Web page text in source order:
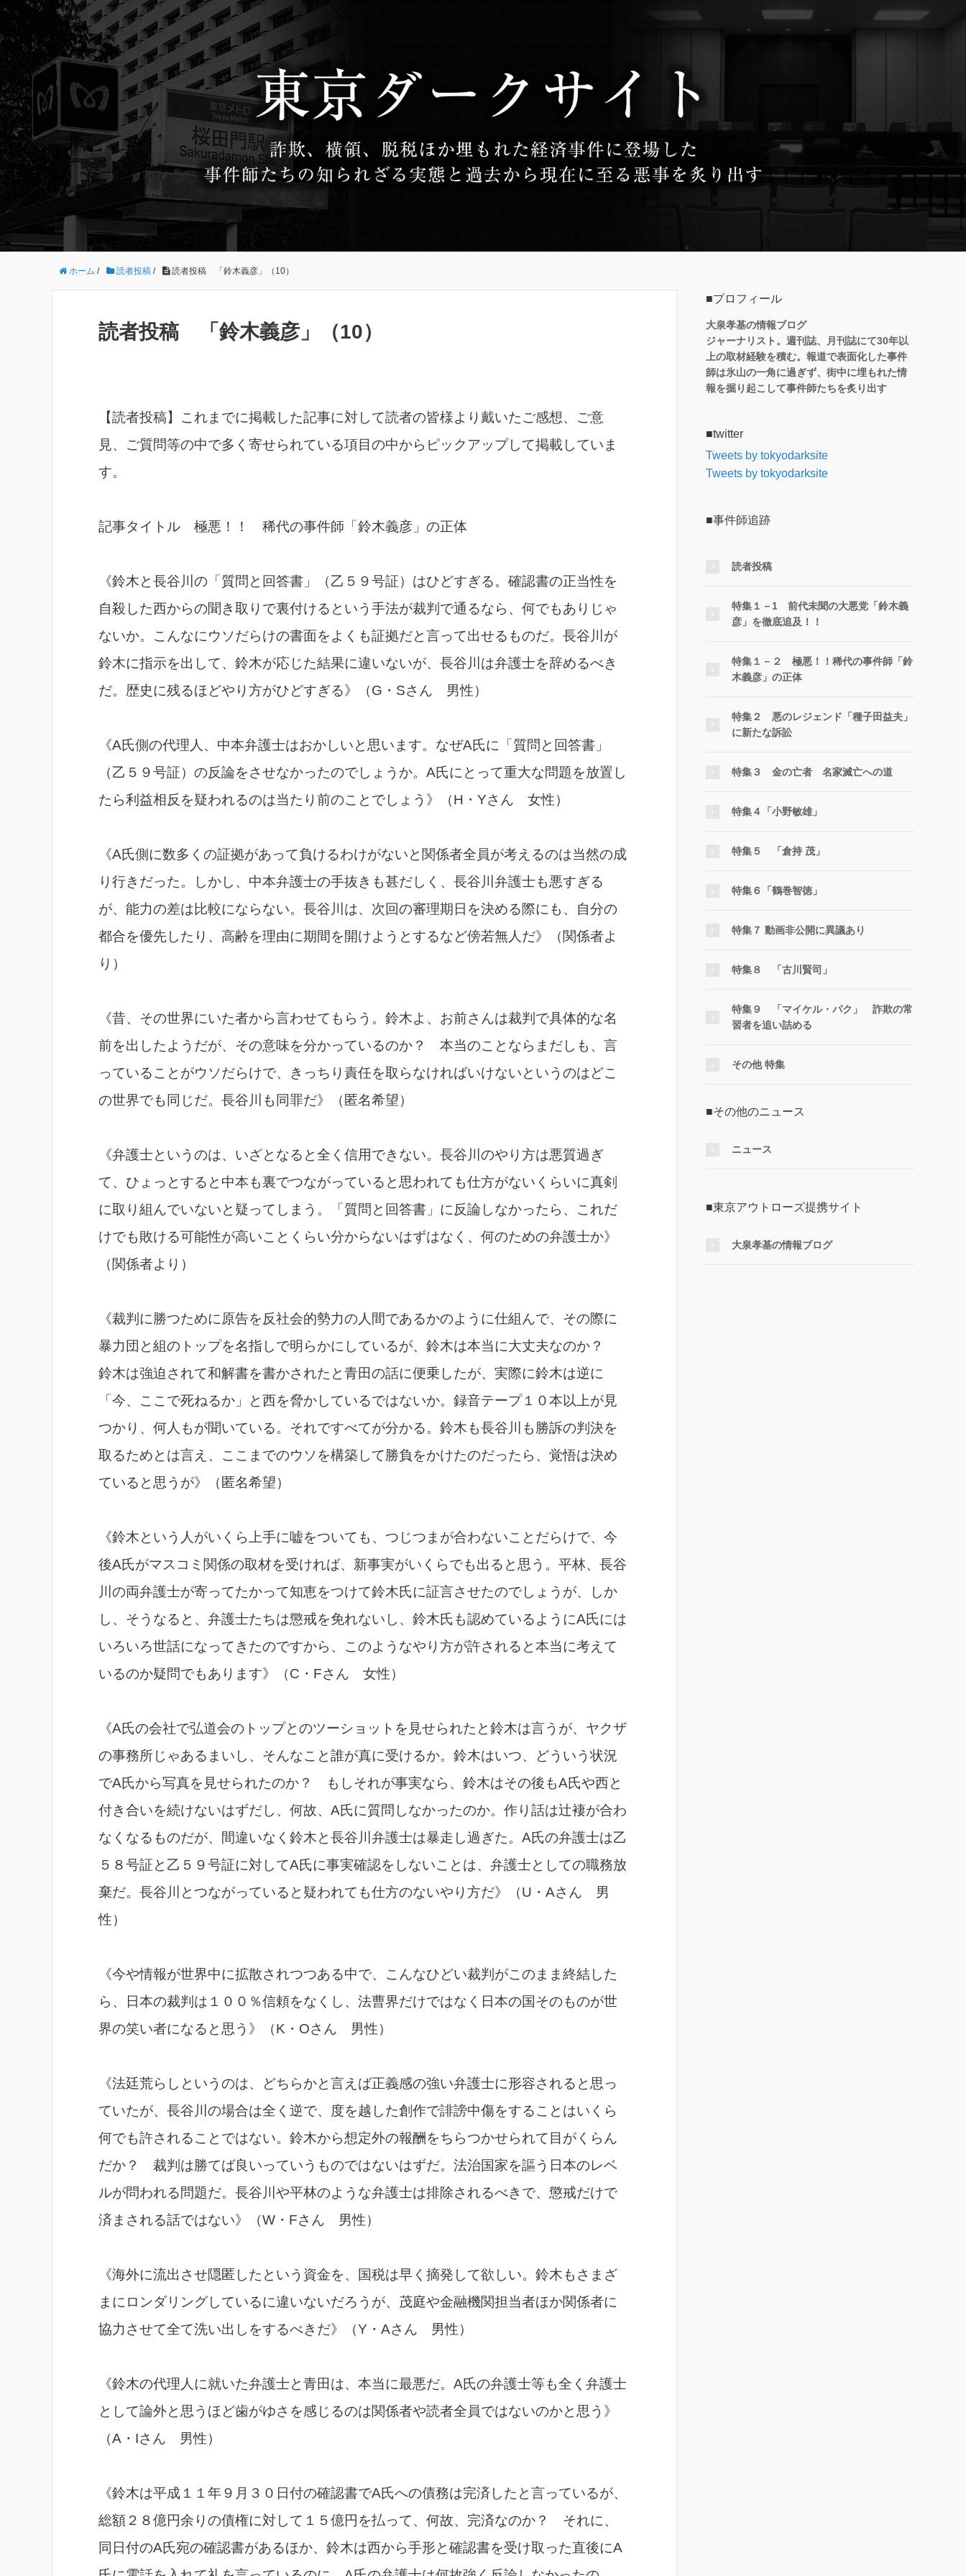
ホーム / 読者投稿 / 読者投稿 「鈴木義彦」（10）
読者投稿 「鈴木義彦」（10）
【読者投稿】これまでに掲載した記事に対して読者の皆様より戴いたご感想、ご意
見、ご質問等の中で多く寄せられている項目の中からピックアップして掲載していま
す。
記事タイトル 極悪！！ 稀代の事件師「鈴木義彦」の正体
《鈴木と長谷川の「質問と回答書」（乙５９号証）はひどすぎる。確認書の正当性を
自殺した西からの聞き取りで裏付けるという手法が裁判で通るなら、何でもありじゃ
ないか。こんなにウソだらけの書面をよくも証拠だと言って出せるものだ。長谷川が
鈴木に指示を出して、鈴木が応じた結果に違いないが、長谷川は弁護士を辞めるべき
だ。歴史に残るほどやり方がひどすぎる》（G・Sさん 男性）
《A氏側の代理人、中本弁護士はおかしいと思います。なぜA氏に「質問と回答書」
（乙５９号証）の反論をさせなかったのでしょうか。A氏にとって重大な問題を放置し
たら利益相反を疑われるのは当たり前のことでしょう》（H・Yさん 女性）
《A氏側に数多くの証拠があって負けるわけがないと関係者全員が考えるのは当然の成
り行きだった。しかし、中本弁護士の手抜きも甚だしく、長谷川弁護士も悪すぎる
が、能力の差は比較にならない。長谷川は、次回の審理期日を決める際にも、自分の
都合を優先したり、高齢を理由に期間を開けようとするなど傍若無人だ》（関係者よ
り）
《昔、その世界にいた者から言わせてもらう。鈴木よ、お前さんは裁判で具体的な名
前を出したようだが、その意味を分かっているのか？ 本当のことならまだしも、言
っていることがウソだらけで、きっちり責任を取らなければいけないというのはどこ
の世界でも同じだ。長谷川も同罪だ》（匿名希望）
《弁護士というのは、いざとなると全く信用できない。長谷川のやり方は悪質過ぎ
て、ひょっとすると中本も裏でつながっていると思われても仕方がないくらいに真剣
に取り組んでいないと疑ってしまう。「質問と回答書」に反論しなかったら、これだ
けでも敗ける可能性が高いことくらい分からないはずはなく、何のための弁護士か》
（関係者より）
《裁判に勝つために原告を反社会的勢力の人間であるかのように仕組んで、その際に
暴力団と組のトップを名指しで明らかにしているが、鈴木は本当に大丈夫なのか？
鈴木は強迫されて和解書を書かされたと青田の話に便乗したが、実際に鈴木は逆に
「今、ここで死ねるか」と西を脅かしているではないか。録音テープ１０本以上が見
つかり、何人もが聞いている。それですべてが分かる。鈴木も長谷川も勝訴の判決を
取るためとは言え、ここまでのウソを構築して勝負をかけたのだったら、覚悟は決め
ていると思うが》（匿名希望）
《鈴木という人がいくら上手に嘘をついても、つじつまが合わないことだらけで、今
後A氏がマスコミ関係の取材を受ければ、新事実がいくらでも出ると思う。平林、長谷
川の両弁護士が寄ってたかって知恵をつけて鈴木氏に証言させたのでしょうが、しか
し、そうなると、弁護士たちは懲戒を免れないし、鈴木氏も認めているようにA氏には
いろいろ世話になってきたのですから、このようなやり方が許されると本当に考えて
いるのか疑問でもあります》（C・Fさん 女性）
《A氏の会社で弘道会のトップとのツーショットを見せられたと鈴木は言うが、ヤクザ
の事務所じゃあるまいし、そんなこと誰が真に受けるか。鈴木はいつ、どういう状況
でA氏から写真を見せられたのか？ もしそれが事実なら、鈴木はその後もA氏や西と
付き合いを続けないはずだし、何故、A氏に質問しなかったのか。作り話は辻褄が合わ
なくなるものだが、間違いなく鈴木と長谷川弁護士は暴走し過ぎた。A氏の弁護士は乙
５８号証と乙５９号証に対してA氏に事実確認をしないことは、弁護士としての職務放
棄だ。長谷川とつながっていると疑われても仕方のないやり方だ》（U・Aさん 男
性）
《今や情報が世界中に拡散されつつある中で、こんなひどい裁判がこのまま終結した
ら、日本の裁判は１００％信頼をなくし、法曹界だけではなく日本の国そのものが世
界の笑い者になると思う》（K・Oさん 男性）
《法廷荒らしというのは、どちらかと言えば正義感の強い弁護士に形容されると思っ
ていたが、長谷川の場合は全く逆で、度を越した創作で誹謗中傷をすることはいくら
何でも許されることではない。鈴木から想定外の報酬をちらつかせられて目がくらん
だか？ 裁判は勝てば良いっていうものではないはずだ。法治国家を謳う日本のレベ
ルが問われる問題だ。長谷川や平林のような弁護士は排除されるべきで、懲戒だけで
済まされる話ではない》（W・Fさん 男性）
《海外に流出させ隠匿したという資金を、国税は早く摘発して欲しい。鈴木もさまざ
まにロンダリングしているに違いないだろうが、茂庭や金融機関担当者ほか関係者に
協力させて全て洗い出しをするべきだ》（Y・Aさん 男性）
《鈴木の代理人に就いた弁護士と青田は、本当に最悪だ。A氏の弁護士等も全く弁護士
として論外と思うほど歯がゆさを感じるのは関係者や読者全員ではないのかと思う》
（A・Iさん 男性）
《鈴木は平成１１年９月３０日付の確認書でA氏への債務は完済したと言っているが、
総額２８億円余りの債権に対して１５億円を払って、何故、完済なのか？ それに、
同日付のA氏宛の確認書があるほか、鈴木は西から手形と確認書を受け取った直後にA
■プロフィール
大泉孝基の情報ブログ
ジャーナリスト。週刊誌、月刊誌にて30年以
上の取材経験を積む。報道で表面化した事件
師は氷山の一角に過ぎず、街中に埋もれた情
報を掘り起こして事件師たちを炙り出す
■twitter
Tweets by tokyodarksite
Tweets by tokyodarksite
■事件師追跡
読者投稿
特集１－1 前代未聞の大悪党「鈴木義
彦」を徹底追及！！
特集１－２ 極悪！！稀代の事件師「鈴
木義彦」の正体
特集２ 悪のレジェンド「種子田益夫」
に新たな訴訟
特集３ 金の亡者 名家滅亡への道
特集４「小野敏雄」
特集５ 「倉持 茂」
特集６「鶴巻智徳」
特集７ 動画非公開に異議あり
特集８ 「古川賢司」
特集９ 「マイケル・パク」 詐欺の常
習者を追い詰める
その他 特集
■その他のニュース
ニュース
■東京アウトローズ提携サイト
大泉孝基の情報ブログ